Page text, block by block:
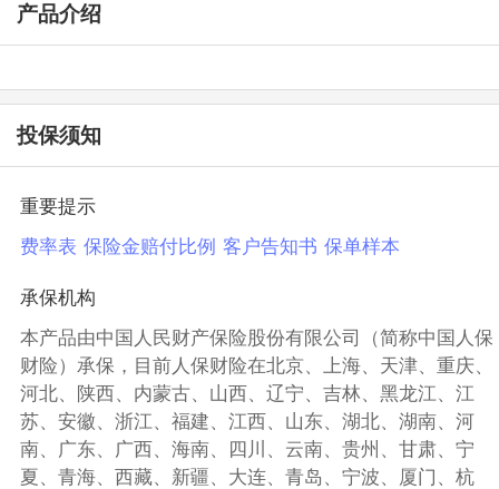
产品介绍
投保须知
重要提示
费率表 保险金赔付比例 客户告知书 保单样本
承保机构
本产品由中国人民财产保险股份有限公司（简称中国人保
财险）承保，目前人保财险在北京、上海、天津、重庆、
河北、陕西、内蒙古、山西、辽宁、吉林、黑龙江、江
苏、安徽、浙江、福建、江西、山东、湖北、湖南、河
南、广东、广西、海南、四川、云南、贵州、甘肃、宁
夏、青海、西藏、新疆、大连、青岛、宁波、厦门、杭